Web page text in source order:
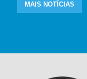
MAIS NOTÍCIAS